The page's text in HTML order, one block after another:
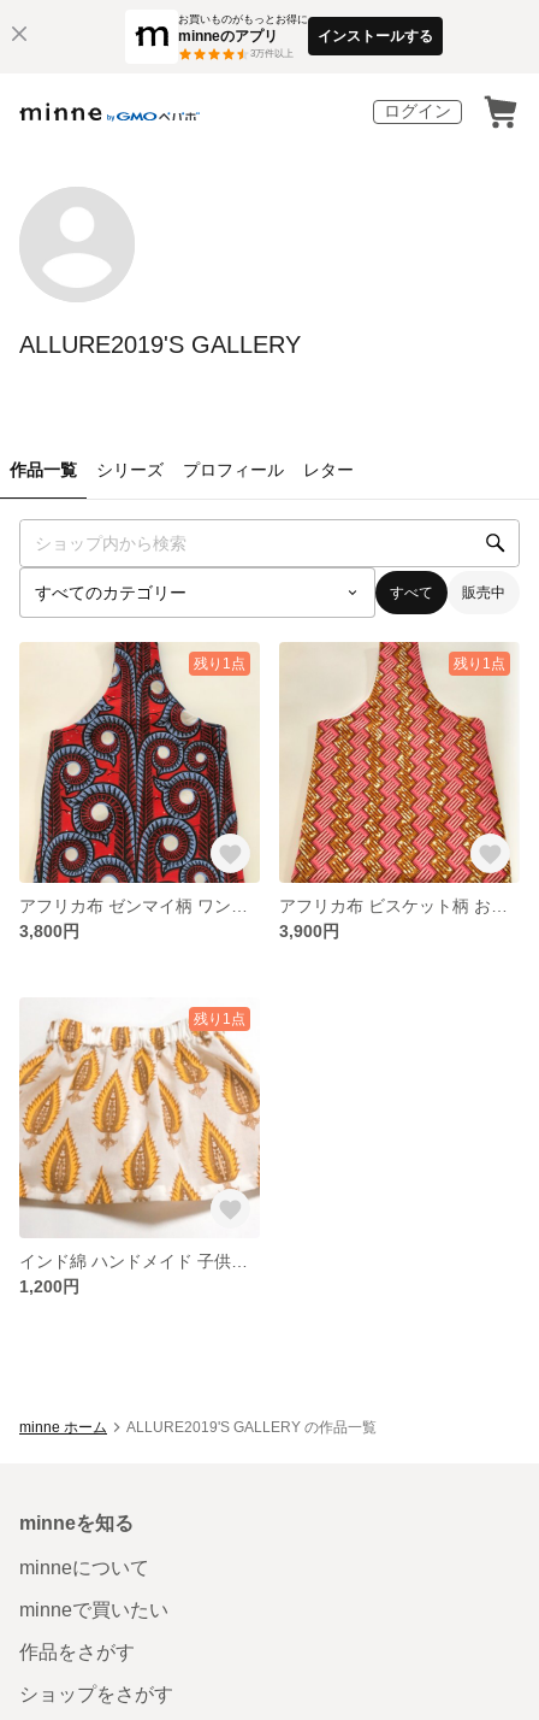
お買いものがもっとお得に
minneのアプリ
3万件以上
インストールする
ログイン
ALLURE2019'S GALLERY
作品一覧 シリーズ プロフィール レター
すべて 販売中
残り1点
3,800円
残り1点
3,900円
残り1点
1,200円
minne ホーム ALLURE2019'S GALLERY の作品一覧
minneを知る
minneについて
minneで買いたい
作品をさがす
ショップをさがす